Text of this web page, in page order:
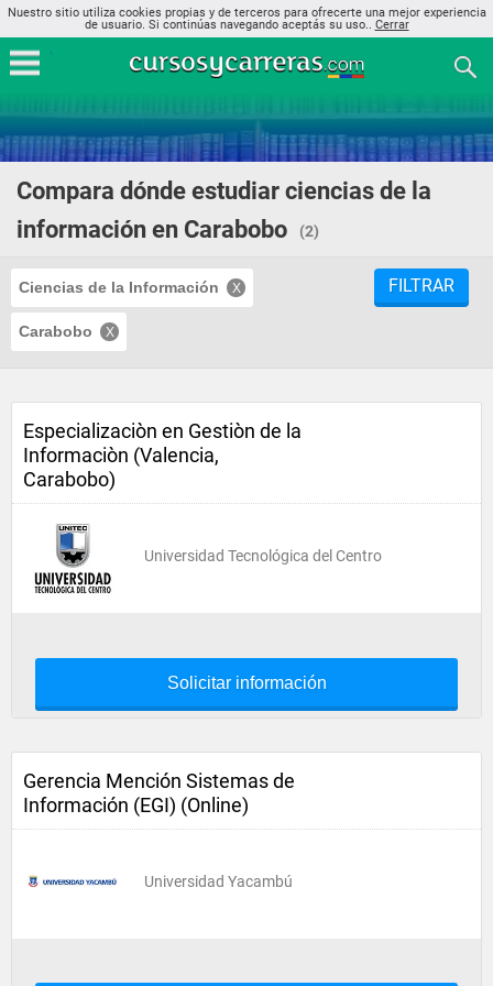
Nuestro sitio utiliza cookies propias y de terceros para ofrecerte una mejor experiencia
de usuario. Si continúas navegando aceptás su uso.. Cerrar
Compara dónde estudiar ciencias de la
información en Carabobo
(2)
Ciencias de la Información
Carabobo
FILTRAR
Especializaciòn en Gestiòn de la
Informaciòn (Valencia,
Carabobo)
Universidad Tecnológica del Centro
Solicitar información
Gerencia Mención Sistemas de
Información (EGI) (Online)
Universidad Yacambú